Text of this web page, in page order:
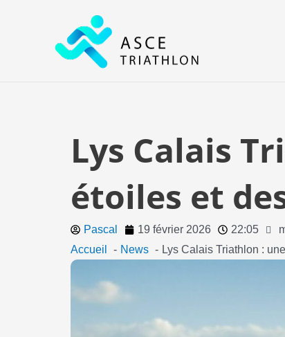
Lys Calais
étoiles et
Pascal 19 février 2026 22:05
Accueil
News Lys Calais Triathlon :